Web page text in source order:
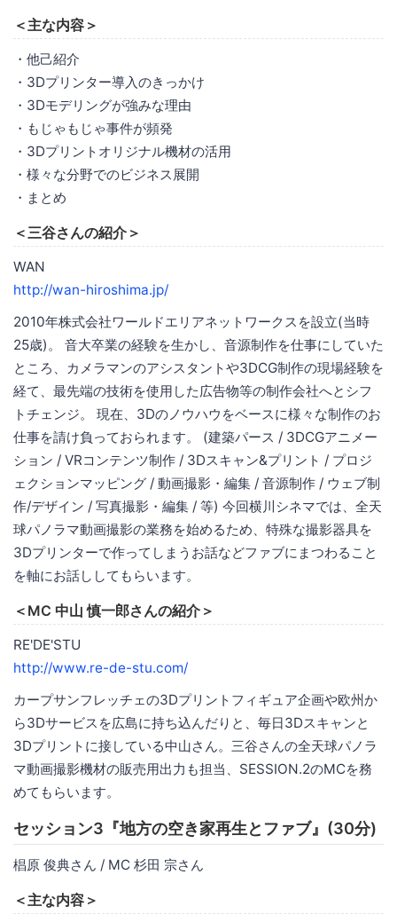
＜主な内容＞
・他己紹介
・3Dプリンター導入のきっかけ
・3Dモデリングが強みな理由
・もじゃもじゃ事件が頻発
・3Dプリントオリジナル機材の活用
・様々な分野でのビジネス展開
・まとめ
＜三谷さんの紹介＞
WAN
http://wan-hiroshima.jp/
2010年株式会社ワールドエリアネットワークスを設立(当時
25歳)。 音大卒業の経験を生かし、音源制作を仕事にしていた
ところ、カメラマンのアシスタントや3DCG制作の現場経験を
経て、最先端の技術を使用した広告物等の制作会社へとシフ
トチェンジ。 現在、3Dのノウハウをベースに様々な制作のお
仕事を請け負っておられます。 (建築パース / 3DCGアニメー
ション / VRコンテンツ制作 / 3Dスキャン&プリント / プロジ
ェクションマッピング / 動画撮影・編集 / 音源制作 / ウェブ制
作/デザイン / 写真撮影・編集 / 等) 今回横川シネマでは、全天
球パノラマ動画撮影の業務を始めるため、特殊な撮影器具を
3Dプリンターで作ってしまうお話などファブにまつわること
を軸にお話ししてもらいます。
＜MC 中山 慎一郎さんの紹介＞
RE'DE'STU
http://www.re-de-stu.com/
カープサンフレッチェの3Dプリントフィギュア企画や欧州か
ら3Dサービスを広島に持ち込んだりと、毎日3Dスキャンと
3Dプリントに接している中山さん。三谷さんの全天球パノラ
マ動画撮影機材の販売用出力も担当、SESSION.2のMCを務
めてもらいます。
セッション3『地方の空き家再生とファブ』(30分)
椙原 俊典さん / MC 杉田 宗さん
＜主な内容＞